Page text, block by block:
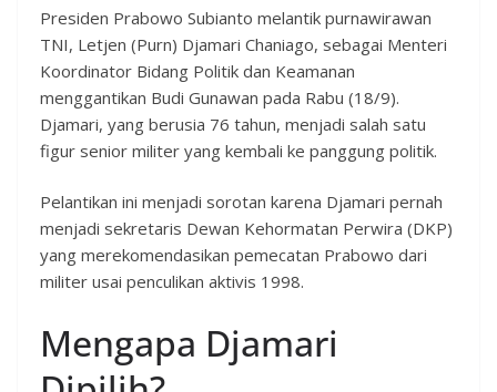
Presiden Prabowo Subianto melantik purnawirawan
TNI, Letjen (Purn) Djamari Chaniago, sebagai Menteri
Koordinator Bidang Politik dan Keamanan
menggantikan Budi Gunawan pada Rabu (18/9).
Djamari, yang berusia 76 tahun, menjadi salah satu
figur senior militer yang kembali ke panggung politik.
Pelantikan ini menjadi sorotan karena Djamari pernah
menjadi sekretaris Dewan Kehormatan Perwira (DKP)
yang merekomendasikan pemecatan Prabowo dari
militer usai penculikan aktivis 1998.
Mengapa Djamari